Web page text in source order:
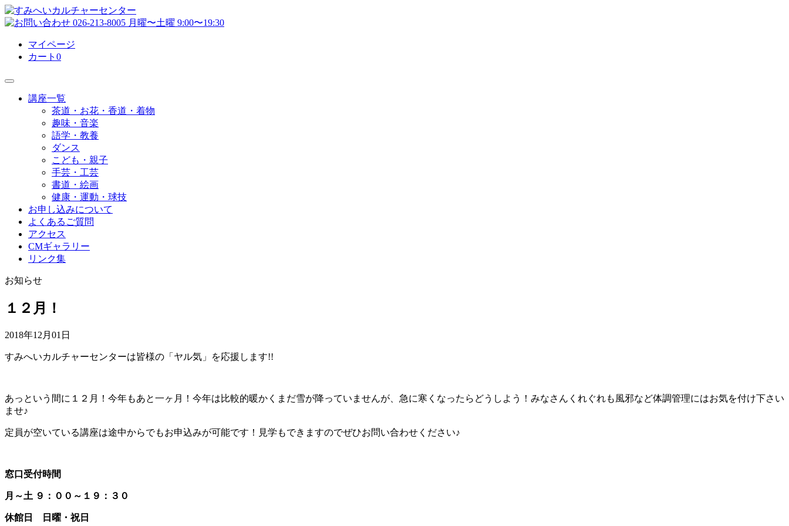
マイページ
カート 0
講座一覧
茶道・お花・香道・着物
趣味・音楽
語学・教養
ダンス
こども・親子
手芸・工芸
書道・絵画
健康・運動・球技
お申し込みについて
よくあるご質問
アクセス
CMギャラリー
リンク集
お知らせ
１２月！
2018年12月01日
すみへいカルチャーセンターは皆様の「ヤル気」を応援します!!
あっという間に１２月！今年もあと一ヶ月！今年は比較的暖かくまだ雪が降っていませんが、急に寒くなったらどうしよう！みなさんくれぐれも風邪など体調管理にはお気を付け下さい
ませ♪
定員が空いている講座は途中からでもお申込みが可能です！見学もできますのでぜひお問い合わせください♪
窓口受付時間
月～土 ９：００～１９：３０
休館日 日曜・祝日